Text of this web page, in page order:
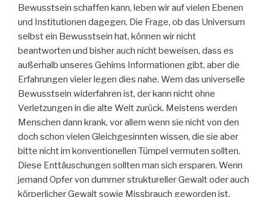
Bewusstsein schaffen kann, leben wir auf vielen Ebenen
und Institutionen dagegen. Die Frage, ob das Universum
selbst ein Bewusstsein hat, können wir nicht
beantworten und bisher auch nicht beweisen, dass es
außerhalb unseres Gehirns Informationen gibt, aber die
Erfahrungen vieler legen dies nahe. Wem das universelle
Bewusstsein widerfahren ist, der kann nicht ohne
Verletzungen in die alte Welt zurück. Meistens werden
Menschen dann krank, vor allem wenn sie nicht von den
doch schon vielen Gleichgesinnten wissen, die sie aber
bitte nicht im konventionellen Tümpel vermuten sollten.
Diese Enttäuschungen sollten man sich ersparen. Wenn
jemand Opfer von dummer struktureller Gewalt oder auch
körperlicher Gewalt sowie Missbrauch geworden ist,